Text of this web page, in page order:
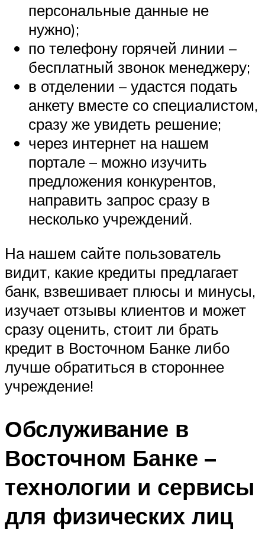
персональные данные не
нужно);
по телефону горячей линии –
бесплатный звонок менеджеру;
в отделении – удастся подать
анкету вместе со специалистом,
сразу же увидеть решение;
через интернет на нашем
портале – можно изучить
предложения конкурентов,
направить запрос сразу в
несколько учреждений.
На нашем сайте пользователь
видит, какие кредиты предлагает
банк, взвешивает плюсы и минусы,
изучает отзывы клиентов и может
сразу оценить, стоит ли брать
кредит в Восточном Банке либо
лучше обратиться в стороннее
учреждение!
Обслуживание в
Восточном Банке –
технологии и сервисы
для физических лиц